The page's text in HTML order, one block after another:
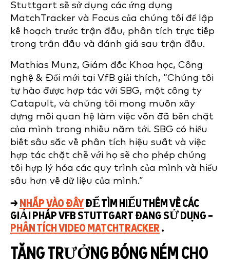
Stuttgart sẽ sử dụng các ứng dụng
MatchTracker và Focus của chúng tôi để lập
kế hoạch trước trận đấu, phân tích trực tiếp
trong trận đấu và đánh giá sau trận đấu.
Mathias Munz, Giám đốc Khoa học, Công
nghệ & Đổi mới tại VfB giải thích, “Chúng tôi
tự hào được hợp tác với SBG, một công ty
Catapult, và chúng tôi mong muốn xây
dựng mối quan hệ làm việc vốn đã bền chặt
của mình trong nhiều năm tới. SBG có hiểu
biết sâu sắc về phân tích hiệu suất và việc
hợp tác chặt chẽ với họ sẽ cho phép chúng
tôi hợp lý hóa các quy trình của mình và hiểu
sâu hơn về dữ liệu của mình.”
→ NHẤP VÀO ĐÂYĐỂ TÌM HIỂU THÊM VỀ CÁC
GIẢI PHÁP VFB STUTTGART ĐANG SỬ DỤNG –
PHÂN TÍCH VIDEO MATCHTRACKER .
TĂNG TRƯỞNG BÓNG NÉM CHO